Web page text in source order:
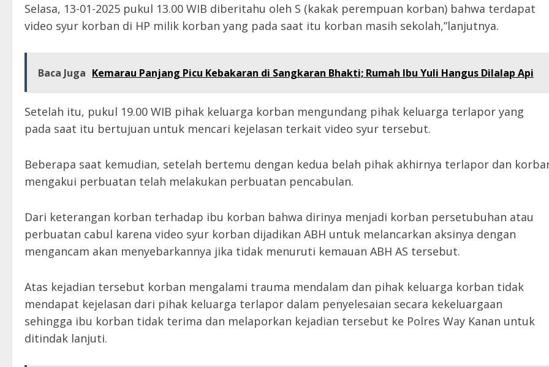
Selasa, 13-01-2025 pukul 13.00 WIB diberitahu oleh S (kakak perempuan korban) bahwa terdapat
video syur korban di HP milik korban yang pada saat itu korban masih sekolah,”lanjutnya.
Baca Juga Kemarau Panjang Picu Kebakaran di Sangkaran Bhakti; Rumah Ibu Yuli Hangus Dilalap Api
Setelah itu, pukul 19.00 WIB pihak keluarga korban mengundang pihak keluarga terlapor yang
pada saat itu bertujuan untuk mencari kejelasan terkait video syur tersebut.
Beberapa saat kemudian, setelah bertemu dengan kedua belah pihak akhirnya terlapor dan
mengakui perbuatan telah melakukan perbuatan pencabulan.
Dari keterangan korban terhadap ibu korban bahwa dirinya menjadi korban persetubuhan atau
perbuatan cabul karena video syur korban dijadikan ABH untuk melancarkan aksinya dengan
mengancam akan menyebarkannya jika tidak menuruti kemauan ABH AS tersebut.
Atas kejadian tersebut korban mengalami trauma mendalam dan pihak keluarga korban tidak
mendapat kejelasan dari pihak keluarga terlapor dalam penyelesaian secara kekeluargaan
sehingga ibu korban tidak terima dan melaporkan kejadian tersebut ke Polres Way Kanan untuk
ditindak lanjuti.